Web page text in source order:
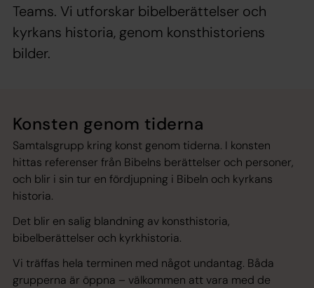
Teams. Vi utforskar bibelberättelser och
kyrkans historia, genom konsthistoriens
bilder.
Konsten genom tiderna
Samtalsgrupp kring konst genom tiderna. I konsten
hittas referenser från Bibelns berättelser och personer,
och blir i sin tur en fördjupning i Bibeln och kyrkans
historia.
Det blir en salig blandning av konsthistoria,
bibelberättelser och kyrkhistoria.
Vi träffas hela terminen med något undantag. Båda
grupperna är öppna – välkommen att vara med de